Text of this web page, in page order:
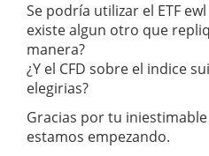
Se podría utilizar el ETF
existe algun otro que
manera?
¿Y el CFD sobre el indice
elegirias?
Gracias por tu
estamos empezando.